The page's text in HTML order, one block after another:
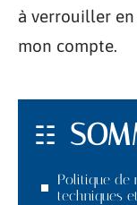
à verrouiller
mon compte.
Politique de
techniques